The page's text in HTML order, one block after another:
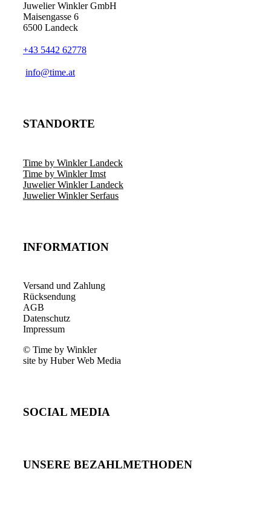
Juwelier Winkler GmbH
Maisengasse 6
6500 Landeck
+43 5442 62778
info@time.at
STANDORTE
Time by Winkler Landeck
Time by Winkler Imst
Juwelier Winkler Landeck
Juwelier Winkler Serfaus
INFORMATION
Versand und Zahlung
Rücksendung
AGB
Datenschutz
Impressum
© Time by Winkler
site by Huber Web Media
SOCIAL MEDIA
UNSERE BEZAHLMETHODEN